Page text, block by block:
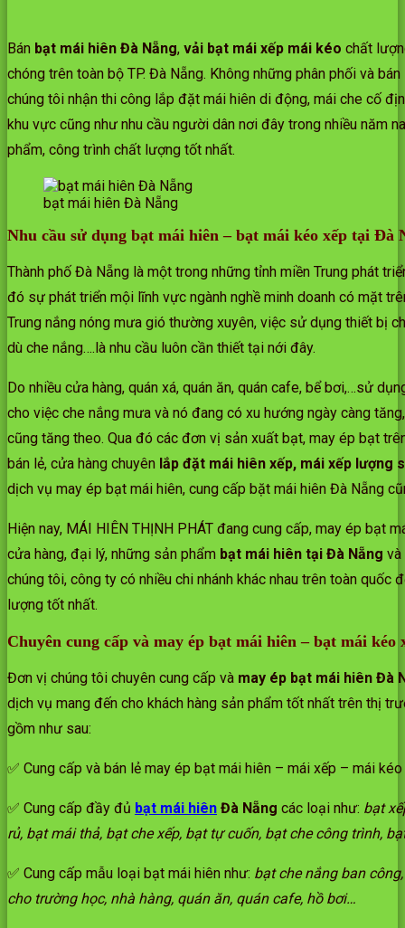
Bán bạt mái hiên Đà Nẵng, vải bạt mái xếp mái kéo chất
chóng trên toàn bộ TP. Đà Nẵng. Không những phân phối và
chúng tôi nhận thi công lắp đặt mái hiên di động, mái che cố
khu vực cũng như nhu cầu người dân nơi đây trong nhiều năm
phẩm, công trình chất lượng tốt nhất.
bạt mái hiên Đà Nẵng
Nhu cầu sử dụng bạt mái hiên – bạt mái kéo xếp tại Đà
Thành phố Đà Nẵng là một trong những tỉnh miền Trung phát
đó sự phát triển mội lĩnh vực ngành nghề minh doanh có mặt
Trung nắng nóng mưa gió thường xuyên, việc sử dụng thiết bị
dù che nắng….là nhu cầu luôn cần thiết tại nới đây.
Do nhiều cửa hàng, quán xá, quán ăn, quán cafe, bể bơi,…sử
cho việc che nắng mưa và nó đang có xu hướng ngày càng
cũng tăng theo. Qua đó các đơn vị sản xuất bạt, may ép bạt
bán lẻ, cửa hàng chuyên lắp đặt mái hiên xếp, mái xếp lượng
dịch vụ may ép bạt mái hiên, cung cấp bặt mái hiên Đà Nẵng
Hiện nay, MÁI HIÊN THỊNH PHÁT đang cung cấp, may ép bạt
cửa hàng, đại lý, những sản phẩm bạt mái hiên tại Đà Nẵng và
chúng tôi, công ty có nhiều chi nhánh khác nhau trên toàn quốc
lượng tốt nhất.
Chuyên cung cấp và may ép bạt mái hiên – bạt mái kéo
Đơn vị chúng tôi chuyên cung cấp và may ép bạt mái hiên Đà
dịch vụ mang đến cho khách hàng sản phẩm tốt nhất trên thị
gồm như sau:
✅ Cung cấp và bán lẻ may ép bạt mái hiên – mái xếp – mái
✅ Cung cấp đầy đủ bạt mái hiên Đà Nẵng các loại như: bạt
rủ, bạt mái thả, bạt che xếp, bạt tự cuốn, bạt che công trình,
✅ Cung cấp mẫu loại bạt mái hiên như: bạt che nắng ban
cho trường học, nhà hàng, quán ăn, quán cafe, hồ bơi…